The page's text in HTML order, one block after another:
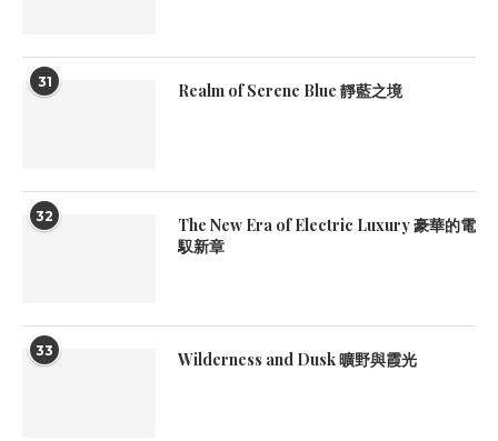
31 Realm of Serene Blue 靜藍之境
32
The New Era of Electric Luxury 豪華的電
馭新章
33 Wilderness and Dusk 曠野與霞光